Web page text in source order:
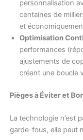
personnalisation
centaines de
et
Optimisation
performances
ajustements de
créant une boucle
Pièges à Éviter et
La technologie n’est
garde-fous, elle peut